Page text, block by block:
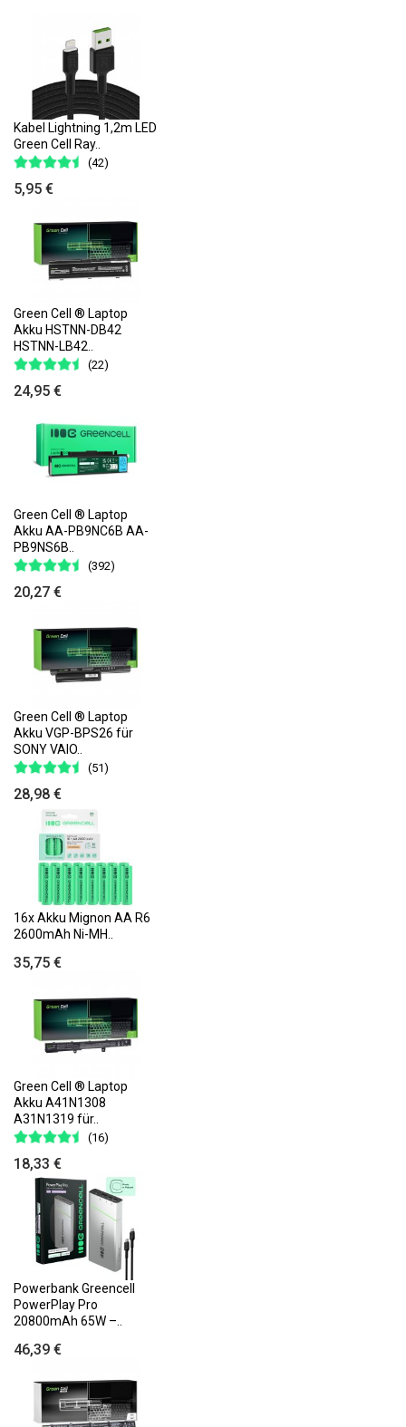
Kabel Lightning 1,2m LED
Green Cell Ray..
(42)
5,95 €
Green Cell ® Laptop
Akku HSTNN-DB42
HSTNN-LB42..
(22)
24,95 €
Green Cell ® Laptop
Akku AA-PB9NC6B AA-
PB9NS6B..
(392)
20,27 €
Green Cell ® Laptop
Akku VGP-BPS26 für
SONY VAIO..
(51)
28,98 €
16x Akku Mignon AA R6
2600mAh Ni-MH..
35,75 €
Green Cell ® Laptop
Akku A41N1308
A31N1319 für..
(16)
18,33 €
Powerbank Greencell
PowerPlay Pro
20800mAh 65W –..
46,39 €